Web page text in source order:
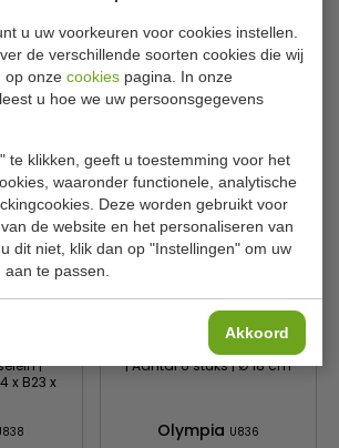
u uw voorkeuren voor cookies instellen.
de verschillende soorten cookies die wij
op onze cookies pagina. In onze
leest u hoe we uw persoonsgegevens
te klikken, geeft u toestemming voor het
waaronder functionele, analytische
Deze worden gebruikt voor
de website en het personaliseren van
dit niet, klik dan op "Instellingen" om uw
te passen.
Akkoord
€ 25,49 € 24,00
Bekijken
|
x B23 x
Serveerschaal | Porselein
| Aantal 6 stuks | Ø 18 cm
Olympia U836